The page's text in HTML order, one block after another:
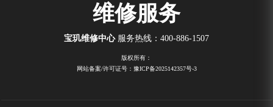
维修服务
宝玑维修中心 服务热线： 400-886-1507
版权所有：
网站备案/许可证号：豫ICP备2025142357号-3